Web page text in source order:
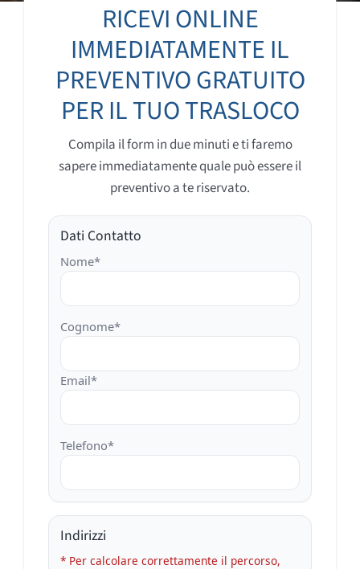
RICEVI ONLINE
IMMEDIATAMENTE IL
PREVENTIVO GRATUITO
PER IL TUO TRASLOCO
Compila il form in due minuti e ti faremo
sapere immediatamente quale può essere il
preventivo a te riservato.
Dati Contatto
Nome*
Cognome*
Email*
Telefono*
Indirizzi
* Per calcolare correttamente il percorso,